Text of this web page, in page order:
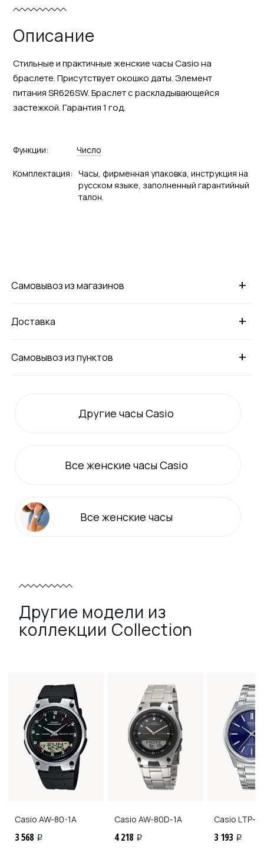
Описание
Стильные и практичные женские часы Casio на
браслете. Присутствует окошко даты. Элемент
питания SR626SW. Браслет с раскладывающейся
застежкой. Гарантия 1 год.
Функции: Число
Комплектация: Часы, фирменная упаковка, инструкция на
русском языке, заполненный гарантийный
талон.
+
Самовывоз из магазинов
+
Доставка
+
Самовывоз из пунктов
Другие часы Casio
Все женские часы Casio
Все женские часы
Другие модели из
коллекции Collection
Casio AW-80-1A
3 568 i
CasioAW-80D-1A
4 218 i
Casio LTP-
3 193 i